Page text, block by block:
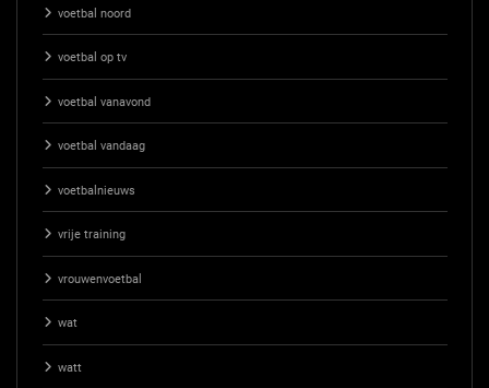
voetbal noord
voetbal op tv
voetbal vanavond
voetbal vandaag
voetbalnieuws
vrije training
vrouwenvoetbal
wat
watt